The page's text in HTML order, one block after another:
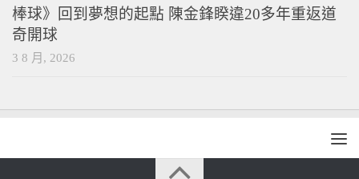
棒球》回到夢想的起點 陳金鋒睽違20多年重返道
奇開球
3 8 月, 2026